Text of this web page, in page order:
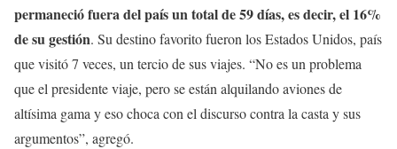
permaneció fuera del país un total de 59 días, es decir, el 16%
de su gestión. Su destino favorito fueron los Estados Unidos, país
que visitó 7 veces, un tercio de sus viajes. “No es un problema
que el presidente viaje, pero se están alquilando aviones de
altísima gama y eso choca con el discurso contra la casta y sus
argumentos”, agregó.